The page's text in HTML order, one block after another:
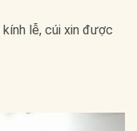
lễ, cúi xin được